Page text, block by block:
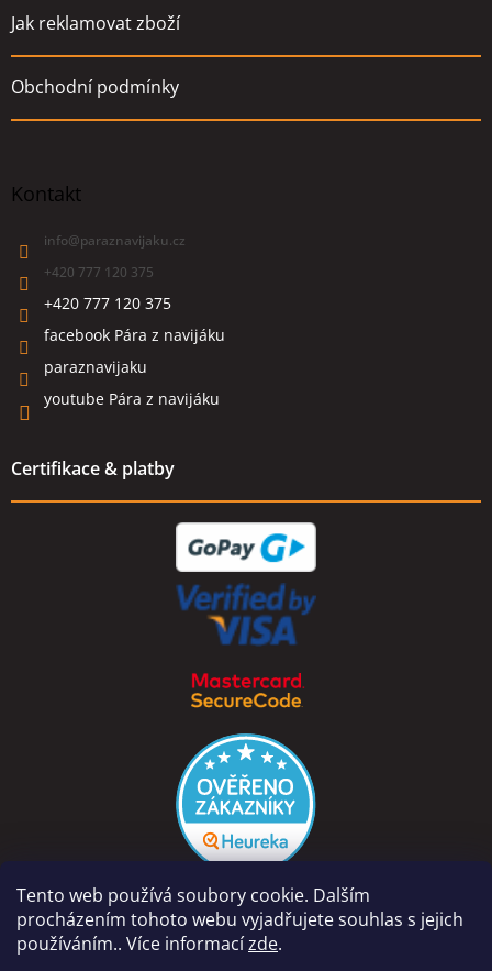
Tento web používá soubory cookie. Dalším
procházením tohoto webu vyjadřujete souhlas s jejich
používáním.. Více informacízde.
Jak reklamovat zboží
Obchodní podmínky
Kontakt
info@paraznavijaku.cz
+420 777 120 375
+420 777 120 375
facebook Pára z navijáku
paraznavijaku
youtube Pára z navijáku
Certifikace & platby